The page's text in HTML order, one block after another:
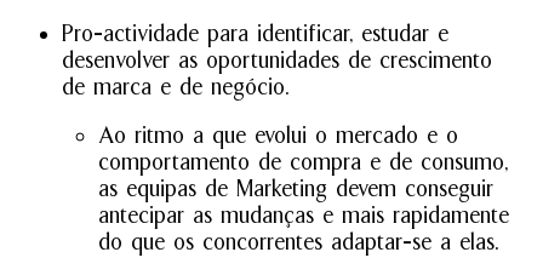
Pro-actividade para identificar, estudar e
desenvolver as oportunidades de crescimento
de marca e de negócio.
Ao ritmo a que evolui o mercado e o
comportamento de compra e de consumo,
as equipas de Marketing devem conseguir
antecipar as mudanças e mais rapidamente
do que os concorrentes adaptar-se a elas.